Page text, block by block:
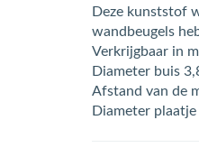
Deze kunststof
wandbeugels
Verkrijgbaar in
Diameter buis
Afstand van de
Diameter